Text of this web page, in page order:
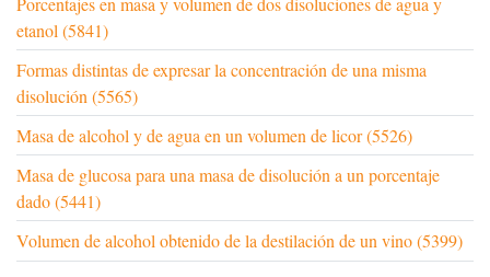
etanol (5841)
Formas distintas de expresar la concentración de una misma
disolución (5565)
Masa de alcohol y de agua en un volumen de licor (5526)
Masa de glucosa para una masa de disolución a un porcentaje
dado (5441)
Volumen de alcohol obtenido de la destilación de un vino (5399)